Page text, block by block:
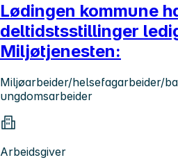
Lødingen kommune
deltidstsstillinger
Miljøtjenesten:
Miljøarbeider/helsefagarbeider/
ungdomsarbeider
Arbeidsgiver